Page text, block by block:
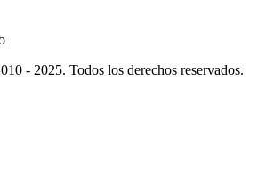
- 2025. Todos los derechos reservados.